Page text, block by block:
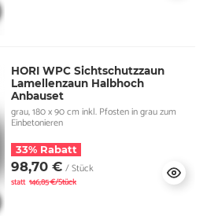
HORI WPC Sichtschutzzaun
Lamellenzaun Halbhoch
Anbauset
grau, 180 x 90 cm inkl. Pfosten in grau zum
Einbetonieren
33% Rabatt
98,70 € / Stück
statt 146,85 €/Stück